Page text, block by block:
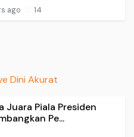
ago 14
Dini Akurat
Juara Piala Presiden
Pe...